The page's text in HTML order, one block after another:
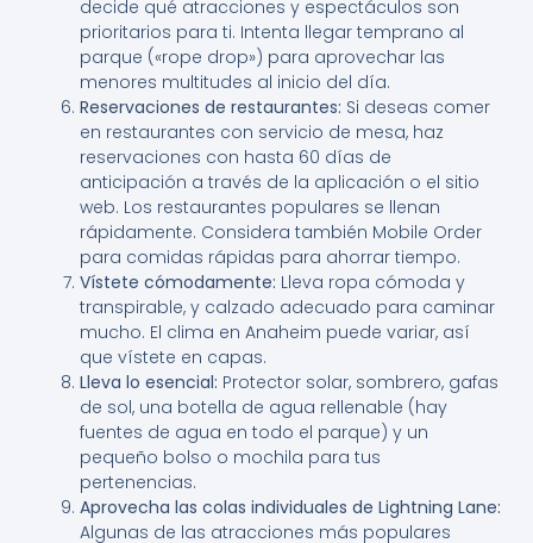
decide qué atracciones y espectáculos son
prioritarios para ti. Intenta llegar temprano al
parque («rope drop») para aprovechar las
menores multitudes al inicio del día.
Reservaciones de restaurantes: Si deseas comer
en restaurantes con servicio de mesa, haz
reservaciones con hasta 60 días de
anticipación a través de la aplicación o el sitio
web. Los restaurantes populares se llenan
rápidamente. Considera también Mobile Order
para comidas rápidas para ahorrar tiempo.
Vístete cómodamente: Lleva ropa cómoda y
transpirable, y calzado adecuado para caminar
mucho. El clima en Anaheim puede variar, así
que vístete en capas.
Lleva lo esencial: Protector solar, sombrero, gafas
de sol, una botella de agua rellenable (hay
fuentes de agua en todo el parque) y un
pequeño bolso o mochila para tus
pertenencias.
Aprovecha las colas individuales de Lightning Lane:
Algunas de las atracciones más populares